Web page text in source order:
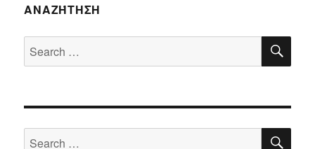
ΑΝΑΖΉΤΗΣΗ
Search
for:
Search